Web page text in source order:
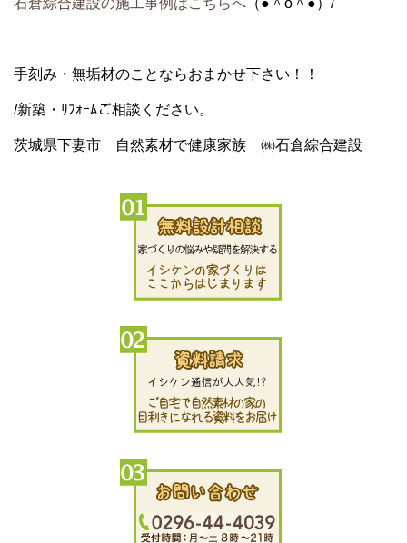
手刻み・無垢材のことならおまかせ下さい！！
/新築・ﾘﾌｫｰﾑご相談ください。
茨城県下妻市 自然素材で健康家族 ㈱石倉綜合建設